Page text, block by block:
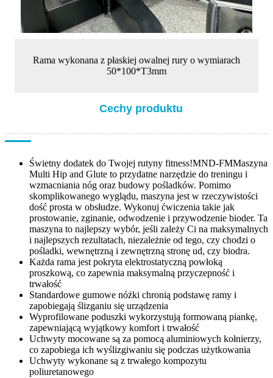
Rama wykonana z płaskiej owalnej rury o wymiarach
50*100*T3mm
Cechy produktu
Świetny dodatek do Twojej rutyny fitness!MND-FMMaszyna
Multi Hip and Glute to przydatne narzędzie do treningu i
wzmacniania nóg oraz budowy pośladków. Pomimo
skomplikowanego wyglądu, maszyna jest w rzeczywistości
dość prosta w obsłudze. Wykonuj ćwiczenia takie jak
prostowanie, zginanie, odwodzenie i przywodzenie bioder. Ta
maszyna to najlepszy wybór, jeśli zależy Ci na maksymalnych
i najlepszych rezultatach, niezależnie od tego, czy chodzi o
pośladki, wewnętrzną i zewnętrzną stronę ud, czy biodra.
Każda rama jest pokryta elektrostatyczną powłoką
proszkową, co zapewnia maksymalną przyczepność i
trwałość
Standardowe gumowe nóżki chronią podstawę ramy i
zapobiegają ślizganiu się urządzenia
Wyprofilowane poduszki wykorzystują formowaną piankę,
zapewniającą wyjątkowy komfort i trwałość
Uchwyty mocowane są za pomocą aluminiowych kołnierzy,
co zapobiega ich wyślizgiwaniu się podczas użytkowania
Uchwyty wykonane są z trwałego kompozytu
poliuretanowego